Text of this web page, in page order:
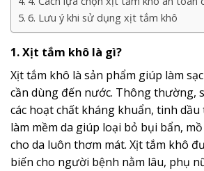
6. Lưu ý khi sử dụng xịt tắm khô
1. Xịt tắm khô là gì?
Xịt tắm khô là sản phẩm giúp làm
cần dùng đến nước. Thông thường,
các hoạt chất kháng khuẩn, tinh dầu
làm mềm da giúp loại bỏ bụi bẩn,
cho da luôn thơm mát. Xịt tắm khô
biến cho người bệnh nằm lâu, phụ